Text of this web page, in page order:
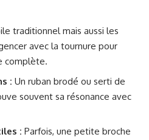
traditionnel mais aussi les
avec la tournure pour
complète.
: Un ruban brodé ou serti de
souvent sa résonance avec
: Parfois, une petite broche